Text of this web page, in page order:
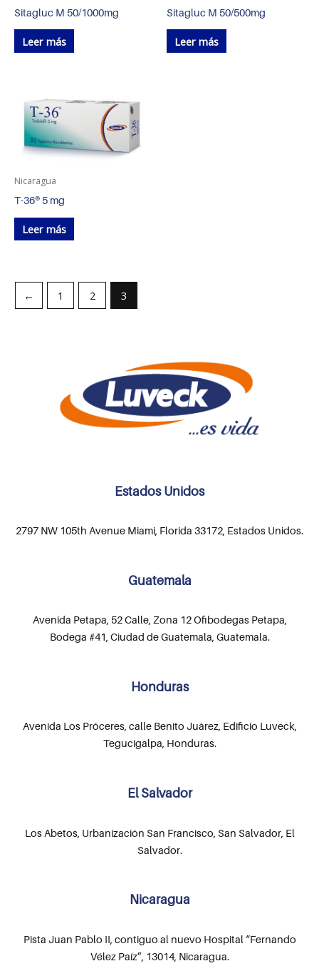
Sitagluc M 50/1000mg
Leer más
Sitagluc M 50/500mg
Leer más
Nicaragua
T-36® 5 mg
Leer más
← 1 2 3
Estados Unidos
2797 NW 105th Avenue Miami, Florida 33172, Estados Unidos.
Guatemala
Avenida Petapa, 52 Calle, Zona 12 Ofibodegas Petapa,
Bodega #41, Ciudad de Guatemala, Guatemala.
Honduras
Avenida Los Próceres, calle Benito Juárez, Edificio Luveck,
Tegucigalpa, Honduras.
El Salvador
Los Abetos, Urbanización San Francisco, San Salvador, El
Salvador.
Nicaragua
Pista Juan Pablo II, contiguo al nuevo Hospital “Fernando
Vélez Paíz”, 13014, Nicaragua.